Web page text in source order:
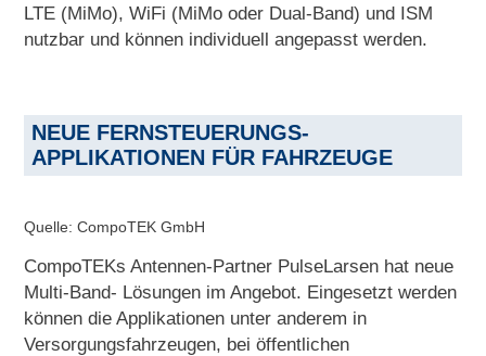
LTE (MiMo), WiFi (MiMo oder Dual-Band) und ISM
nutzbar und können individuell angepasst werden.
NEUE FERNSTEUERUNGS-
APPLIKATIONEN FÜR FAHRZEUGE
Quelle: CompoTEK GmbH
CompoTEKs Antennen-Partner PulseLarsen hat neue
Multi-Band- Lösungen im Angebot. Eingesetzt werden
können die Applikationen unter anderem in
Versorgungsfahrzeugen, bei öffentlichen